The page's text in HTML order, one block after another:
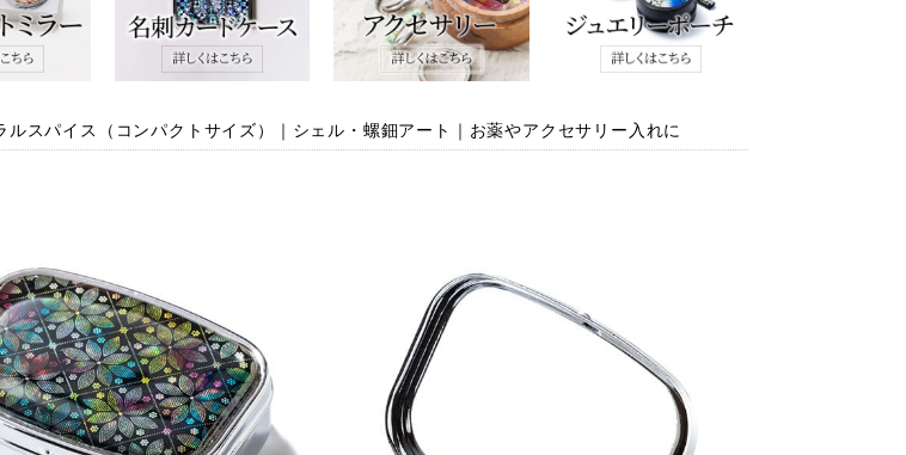
スパイス（コンパクトサイズ）｜シェル・螺鈿アート｜お薬やアクセサリー入れに